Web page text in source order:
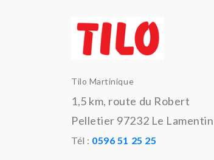
Tilo Martinique
1,5 km, route du Robert
Pelletier 97232 Le Lamentin
Tél : 0596 51 25 25